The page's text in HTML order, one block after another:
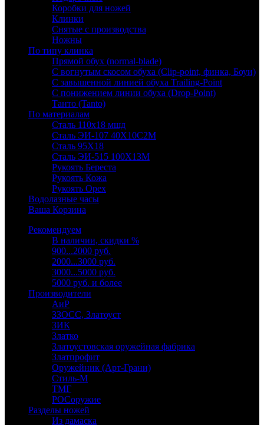
Коробки для ножей
Клинки
Снятые с производства
Ножны
По типу клинка
Прямой обух (normal-blade)
С вогнутым скосом обуха (Clip-point, финка, Боуи)
С завышенной линией обуха Trailing-Point
С понижением линии обуха (Drop-Point)
Танто (Tanto)
По материалам
Сталь 110х18 мшд
Сталь ЭИ-107 40Х10С2М
Сталь 95Х18
Сталь ЭИ-515 100Х13М
Рукоять Береста
Рукоять Кожа
Рукоять Орех
Водолазные часы
Ваша Корзина
Рекомендуем
В наличии, скидки %
900...2000 руб.
2000...3000 руб.
3000...5000 руб.
5000 руб. и более
Производители
АиР
ЗЗОСС, Златоуст
ЗИК
Златко
Златоустовская оружейная фабрика
Златпрофит
Оружейник (Арт-Грани)
Стиль-М
ТМГ
РОСоружие
Разделы ножей
Из дамаска